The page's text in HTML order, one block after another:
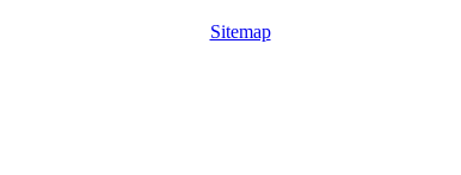
Sitemap